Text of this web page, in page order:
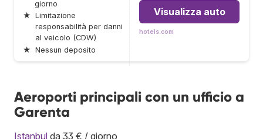
giorno
★ Limitazione
responsabilità per danni
al veicolo (CDW)
★ Nessun deposito
Visualizza auto
hotels.com
Aeroporti principali con un ufficio a
Garenta
Istanbul da 33 € / giorno